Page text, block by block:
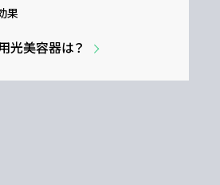
果
光美容器は？